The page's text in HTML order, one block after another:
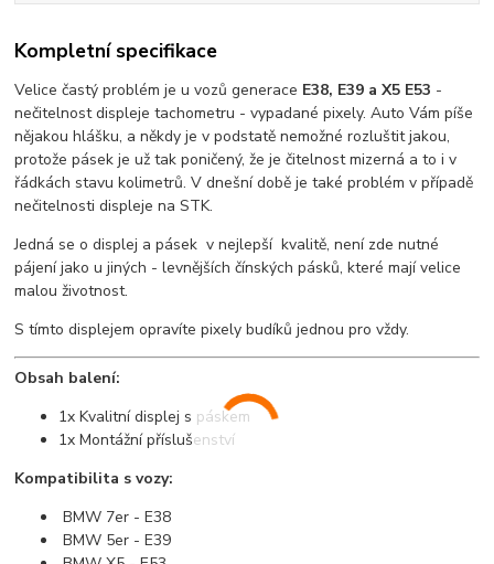
Kompletní specifikace
Velice častý problém je u vozů generace E38, E39 a X5 E53 -
nečitelnost displeje tachometru - vypadané pixely. Auto Vám píše
nějakou hlášku, a někdy je v podstatě nemožné rozluštit jakou,
protože pásek je už tak poničený, že je čitelnost mizerná a to i v
řádkách stavu kolimetrů. V dnešní době je také problém v případě
nečitelnosti displeje na STK.
Jedná se o displej a pásek v nejlepší kvalitě, není zde nutné
pájení jako u jiných - levnějších čínských pásků, které mají velice
malou životnost.
S tímto displejem opravíte pixely budíků jednou pro vždy.
Obsah balení:
1x Kvalitní displej s páskem
1x Montážní příslušenství
Kompatibilita s vozy:
BMW 7er - E38
BMW 5er - E39